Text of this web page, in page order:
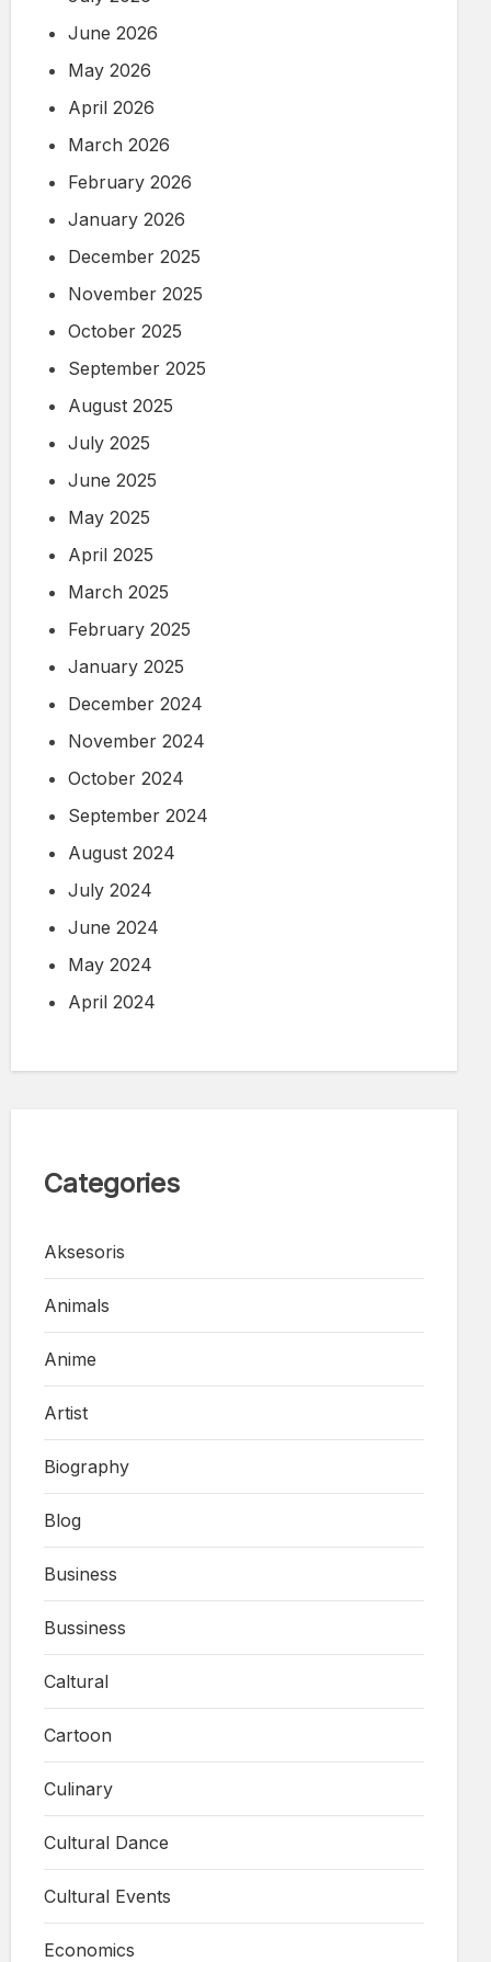
June 2026
May 2026
April 2026
March 2026
February 2026
January 2026
December 2025
November 2025
October 2025
September 2025
August 2025
July 2025
June 2025
May 2025
April 2025
March 2025
February 2025
January 2025
December 2024
November 2024
October 2024
September 2024
August 2024
July 2024
June 2024
May 2024
April 2024
Categories
Aksesoris
Animals
Anime
Artist
Biography
Blog
Business
Bussiness
Caltural
Cartoon
Culinary
Cultural Dance
Cultural Events
Economics